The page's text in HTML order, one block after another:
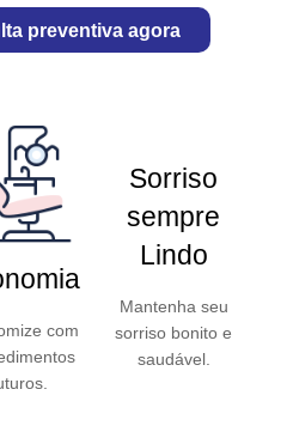
preventiva agora
com
Sorriso
sempre
Lindo
Mantenha seu
sorriso bonito e
saudável.